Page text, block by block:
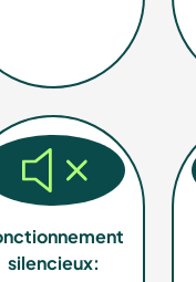
silencieux: